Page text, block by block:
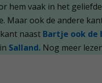
hem vaak in het geliefde
Maar ook de andere
naast Bartje ook de
Salland. Nog meer